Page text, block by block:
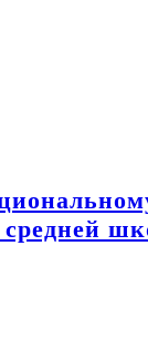
средней